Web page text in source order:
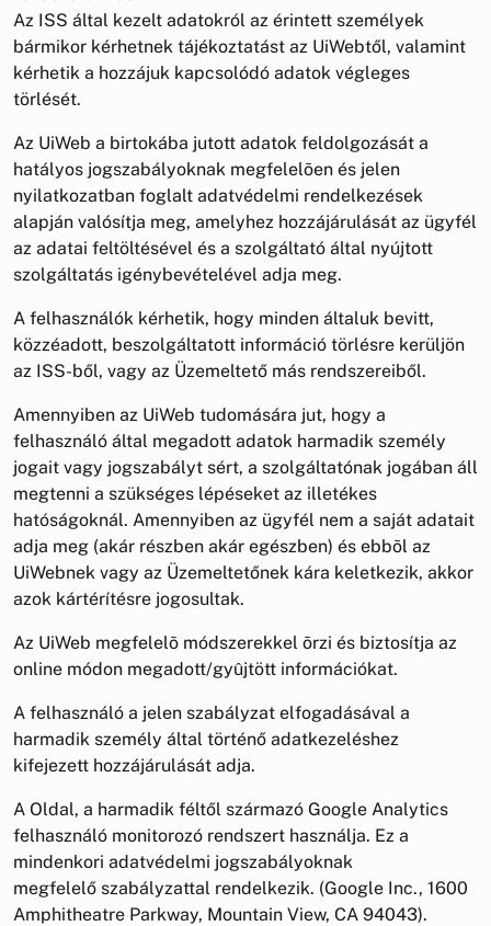
Az ISS által kezelt adatokról az érintett személyek
bármikor kérhetnek tájékoztatást az UiWebtől, valamint
kérhetik a hozzájuk kapcsolódó adatok végleges
törlését.
Az UiWeb a birtokába jutott adatok feldolgozását a
hatályos jogszabályoknak megfelelõen és jelen
nyilatkozatban foglalt adatvédelmi rendelkezések
alapján valósítja meg, amelyhez hozzájárulását az ügyfél
az adatai feltöltésével és a szolgáltató által nyújtott
szolgáltatás igénybevételével adja meg.
A felhasználók kérhetik, hogy minden általuk bevitt,
közzéadott, beszolgáltatott információ törlésre kerüljön
az ISS-ből, vagy az Üzemeltető más rendszereiből.
Amennyiben az UiWeb tudomására jut, hogy a
felhasználó által megadott adatok harmadik személy
jogait vagy jogszabályt sért, a szolgáltatónak jogában áll
megtenni a szükséges lépéseket az illetékes
hatóságoknál. Amennyiben az ügyfél nem a saját adatait
adja meg (akár részben akár egészben) és ebbõl az
UiWebnek vagy az Üzemeltetőnek kára keletkezik, akkor
azok kártérítésre jogosultak.
Az UiWeb megfelelõ módszerekkel õrzi és biztosítja az
online módon megadott/gyûjtött információkat.
A felhasználó a jelen szabályzat elfogadásával a
harmadik személy által történő adatkezeléshez
kifejezett hozzájárulását adja.
A Oldal, a harmadik féltől származó Google Analytics
felhasználó monitorozó rendszert használja. Ez a
mindenkori adatvédelmi jogszabályoknak
megfelelő szabályzattal rendelkezik. (Google Inc., 1600
Amphitheatre Parkway, Mountain View, CA 94043).